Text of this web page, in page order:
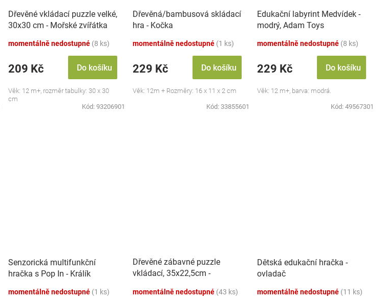
Dřevěné vkládací puzzle velké,
30x30 cm - Mořské zvířátka
momentálně nedostupné (8 ks)
209 Kč Do košíku
Věk: 12 m+, rozměr tabulky: 30 x 30
cm
Kód: 93206901
Dřevěná/bambusová skládací
hra - Kočka
momentálně nedostupné (1 ks)
229 Kč Do košíku
Věk: 12m + Rozměry: 16 x 11 x 2 cm
Kód: 33855601
Edukační labyrint Medvídek -
modrý, Adam Toys
momentálně nedostupné (8 ks)
229 Kč Do košíku
Věk: 12 m+, barva: modrá.
Kód: 49567301
Senzorická multifunkční
hračka s Pop In - Králík
momentálně nedostupné (1 ks)
Dřevěné zábavné puzzle
vkládací, 35x22,5cm -
momentálně nedostupné (43 ks)
Dětská edukační hračka -
ovladač
momentálně nedostupné (11 ks)